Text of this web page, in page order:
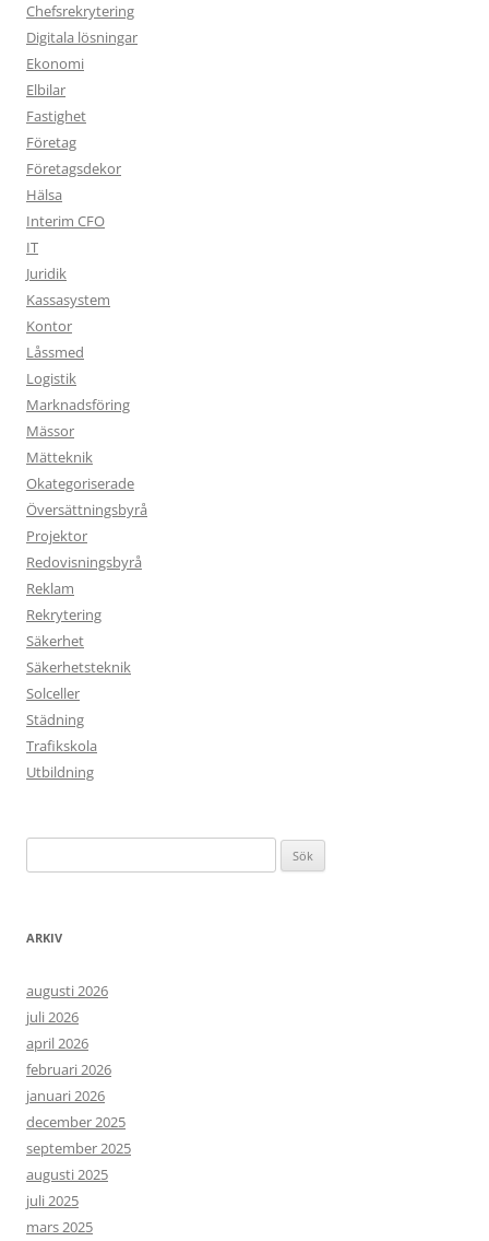
Chefsrekrytering
Digitala lösningar
Ekonomi
Elbilar
Fastighet
Företag
Företagsdekor
Hälsa
Interim CFO
IT
Juridik
Kassasystem
Kontor
Låssmed
Logistik
Marknadsföring
Mässor
Mätteknik
Okategoriserade
Översättningsbyrå
Projektor
Redovisningsbyrå
Reklam
Rekrytering
Säkerhet
Säkerhetsteknik
Solceller
Städning
Trafikskola
Utbildning
efter:
ARKIV
augusti 2026
juli 2026
april 2026
februari 2026
januari 2026
december 2025
september 2025
augusti 2025
juli 2025
mars 2025